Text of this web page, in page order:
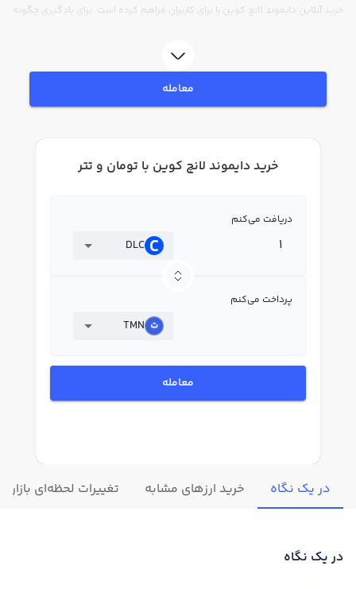
خرید آنلاین دایموند لانچ کوین را برای کاربران فراهم کرده است. برای یادگیری چگونه
بپردازید. در بازار رابکس، قیمت لحظه‌ای، نمودار و امکانات فروش دایموند لانچ کوین
نیز در دسترس شما قرار دارد تا بتوانید تصمیمات بهتری در معاملات خود بگیرید.
معامله
خرید دایموند لانچ کوین با تومان و تتر
دریافت می‌کنم
DLC
پرداخت می‌کنم
TMN
معامله
در یک نگاه خرید ارزهای مشابه تغییرات لحظه‌ای بازار
در یک نگاه